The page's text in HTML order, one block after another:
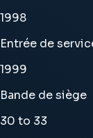
1998
Entrée de
1999
Bande de siège
30 to 33